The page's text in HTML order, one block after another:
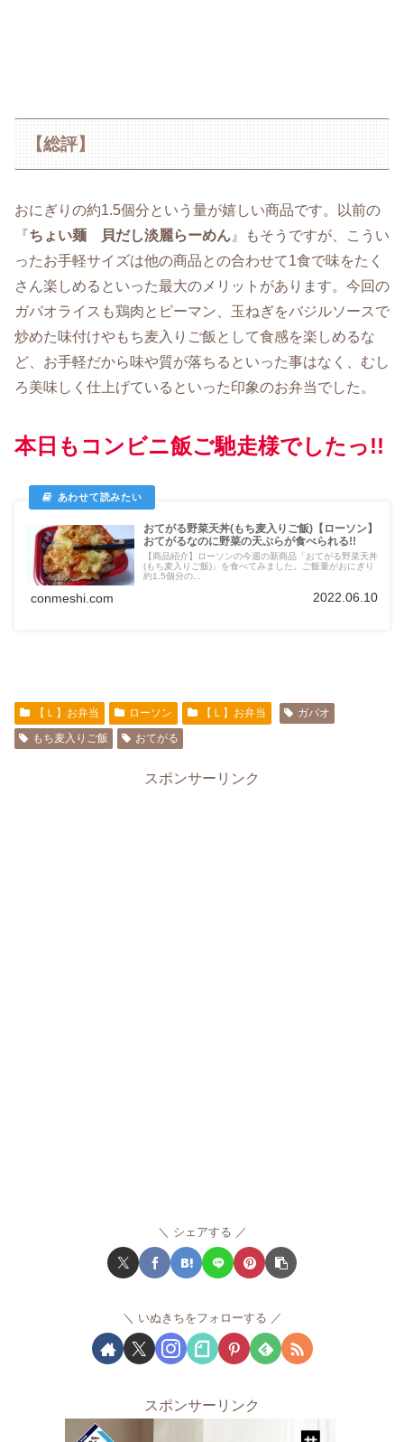
【総評】
おにぎりの約1.5個分という量が嬉しい商品です。以前の
『ちょい麺 貝だし淡麗らーめん』もそうですが、こうい
ったお手軽サイズは他の商品との合わせて1食で味をたく
さん楽しめるといった最大のメリットがあります。今回の
ガパオライスも鶏肉とピーマン、玉ねぎをバジルソースで
炒めた味付けやもち麦入りご飯として食感を楽しめるな
ど、お手軽だから味や質が落ちるといった事はなく、むし
ろ美味しく仕上げているといった印象のお弁当でした。
本日もコンビニ飯ご馳走様でしたっ!!
おてがる野菜天丼(もち麦入りご飯)【ローソン】
おてがるなのに野菜の天ぷらが食べられる!!
【商品紹介】ローソンの今週の新商品「おてがる野菜天丼
(もち麦入りご飯)」を食べてみました。ご飯量がおにぎり
約1.5個分の...
conmeshi.com 2022.06.10
【Ｌ】お弁当 ローソン 【Ｌ】お弁当
ガパオ
もち麦入りご飯
おてがる
スポンサーリンク
シェアする
いぬきちをフォローする
スポンサーリンク